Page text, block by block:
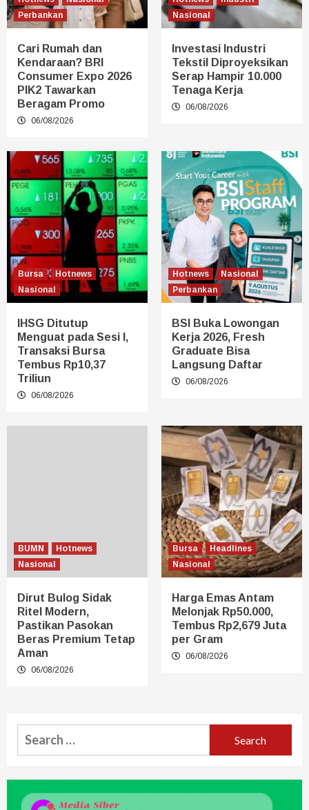
Perbankan
Cari Rumah dan
Kendaraan? BRI
Consumer Expo 2026
PIK2 Tawarkan
Beragam Promo
06/08/2026
Nasional
Investasi Industri
Tekstil Diproyeksikan
Serap Hampir 10.000
Tenaga Kerja
06/08/2026
Bursa
Hotnews
Nasional
IHSG Ditutup
Menguat pada Sesi I,
Transaksi Bursa
Tembus Rp10,37
Triliun
06/08/2026
Hotnews
Nasional
Perbankan
BSI Buka Lowongan
Kerja 2026, Fresh
Graduate Bisa
Langsung Daftar
06/08/2026
BUMN
Hotnews
Nasional
Dirut Bulog Sidak
Ritel Modern,
Pastikan Pasokan
Beras Premium Tetap
Aman
06/08/2026
Bursa
Headlines
Nasional
Harga Emas Antam
Melonjak Rp50.000,
Tembus Rp2,679 Juta
per Gram
06/08/2026